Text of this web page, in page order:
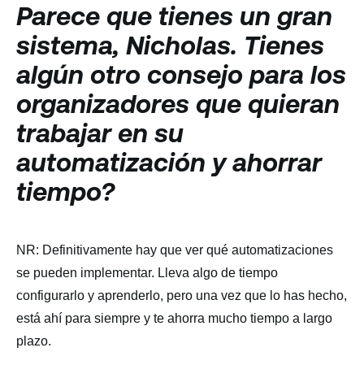
Parece que tienes un gran
sistema, Nicholas. Tienes
algún otro consejo para los
organizadores que quieran
trabajar en su
automatización y ahorrar
tiempo?
NR: Definitivamente hay que ver qué automatizaciones
se pueden implementar. Lleva algo de tiempo
configurarlo y aprenderlo, pero una vez que lo has hecho,
está ahí para siempre y te ahorra mucho tiempo a largo
plazo.